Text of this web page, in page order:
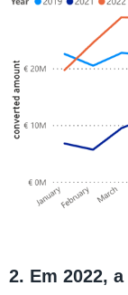
2. Em 2022,